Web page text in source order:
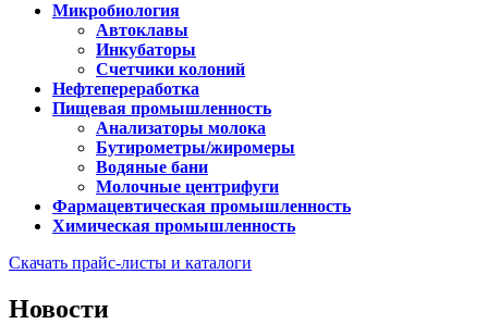
Микробиология
Автоклавы
Инкубаторы
Счетчики колоний
Нефтепереработка
Пищевая промышленность
Анализаторы молока
Бутирометры/жиромеры
Водяные бани
Молочные центрифуги
Фармацевтическая промышленность
Химическая промышленность
Скачать прайс-листы и каталоги
Новости